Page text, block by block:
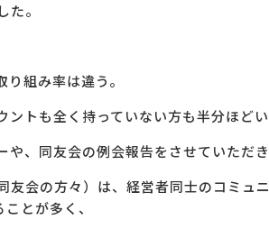
。
組み率は違う。
ントも全く持っていない方も半分ほどい
や、同友会の例会報告をさせていただき
友会の方々）は、経営者同士のコミュ
とが多く、